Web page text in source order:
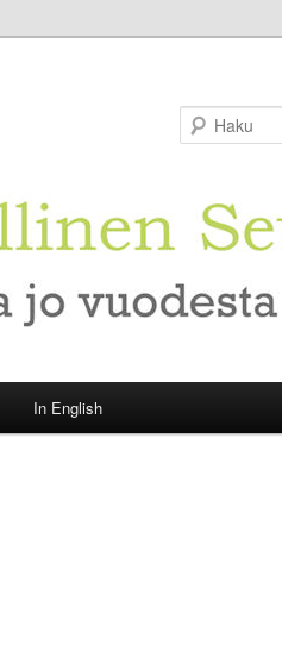
In English